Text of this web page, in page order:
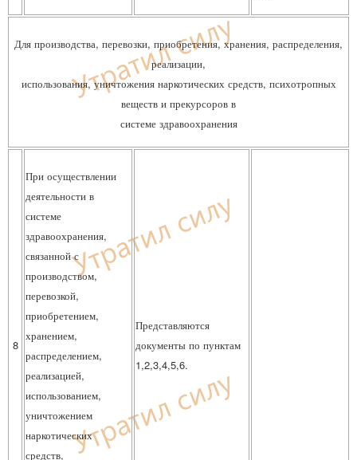
Для производства, перевозки, приобретения, хранения, распределения,
реализации,
использования, уничтожения наркотических средств, психотропных
веществ и прекурсоров в
системе здравоохранения
8
При осуществлении
деятельности в
системе
здравоохранения,
связанной с
производством,
перевозкой,
приобретением,
хранением,
распределением,
реализацией,
использованием,
уничтожением
наркотических
средств,
Представляются
документы по пунктам
1,2,3,4,5,6.